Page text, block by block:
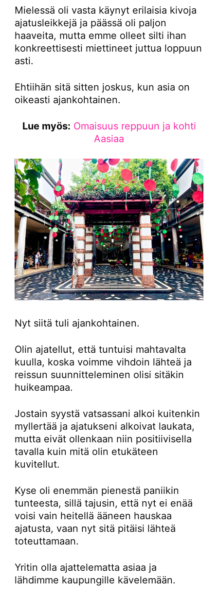
Mielessä oli vasta käynyt erilaisia kivoja
ajatusleikkejä ja päässä oli paljon
haaveita, mutta emme olleet silti ihan
konkreettisesti miettineet juttua loppuun
asti.
Ehtiihän sitä sitten joskus, kun asia on
oikeasti ajankohtainen.
Lue myös: Omaisuus reppuun ja kohti
Aasiaa
Nyt siitä tuli ajankohtainen.
Olin ajatellut, että tuntuisi mahtavalta
kuulla, koska voimme vihdoin lähteä ja
reissun suunnitteleminen olisi sitäkin
huikeampaa.
Jostain syystä vatsassani alkoi kuitenkin
myllertää ja ajatukseni alkoivat laukata,
mutta eivät ollenkaan niin positiivisella
tavalla kuin mitä olin etukäteen
kuvitellut.
Kyse oli enemmän pienestä paniikin
tunteesta, sillä tajusin, että nyt ei enää
voisi vain heitellä ääneen hauskaa
ajatusta, vaan nyt sitä pitäisi lähteä
toteuttamaan.
Yritin olla ajattelematta asiaa ja
lähdimme kaupungille kävelemään.